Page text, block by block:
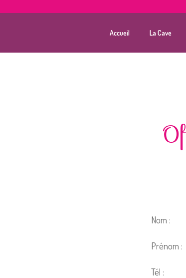
Accueil La Cave
Nom :
Prénom :
Tél :